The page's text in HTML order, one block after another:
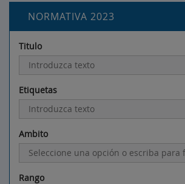
NORMATIVA 2023
Titulo
Etiquetas
Ambito
Rango